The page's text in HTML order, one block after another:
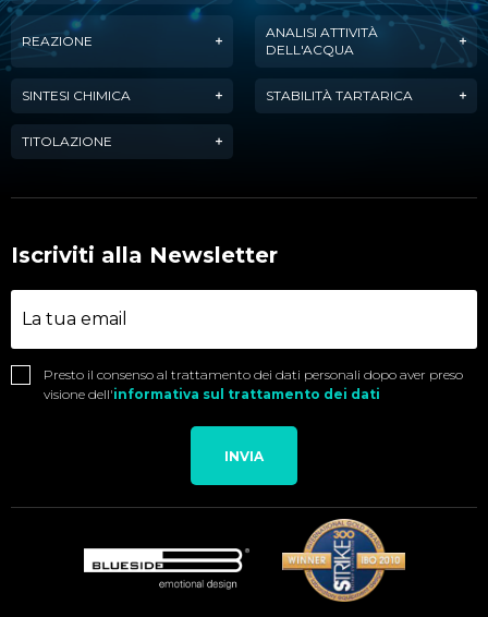
REAZIONE
ANALISI ATTIVITÀ
DELL'ACQUA
SINTESI CHIMICA STABILITÀ TARTARICA
TITOLAZIONE
Iscriviti alla Newsletter
Presto il consenso al trattamento dei dati personali dopo aver preso
visione dell'informativa sul trattamento dei dati
INVIA